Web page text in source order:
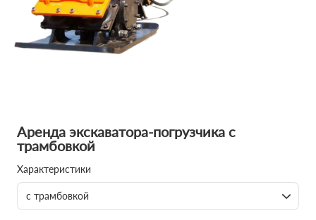
Аренда экскаватора-погрузчика с
трамбовкой
Характеристики
с трамбовкой